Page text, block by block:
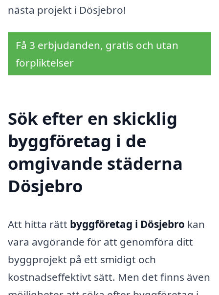
nästa projekt i Dösjebro!
Få 3 erbjudanden, gratis och utan
förpliktelser
Sök efter en skicklig
byggföretag i de
omgivande städerna
Dösjebro
Att hitta rätt byggföretag i Dösjebro kan
vara avgörande för att genomföra ditt
byggprojekt på ett smidigt och
kostnadseffektivt sätt. Men det finns även